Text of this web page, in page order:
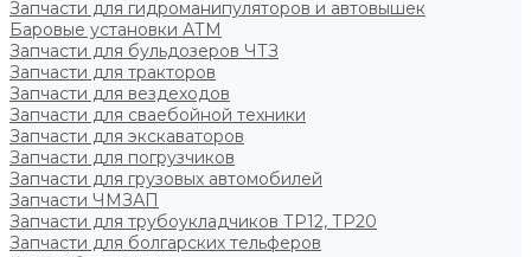
Запчасти для гидроманипуляторов и автовышек
Баровые установки АТМ
Запчасти для бульдозеров ЧТЗ
Запчасти для тракторов
Запчасти для вездеходов
Запчасти для сваебойной техники
Запчасти для экскаваторов
Запчасти для погрузчиков
Запчасти для грузовых автомобилей
Запчасти ЧМЗАП
Запчасти для трубоукладчиков ТР12, ТР20
Запчасти для болгарских тельферов